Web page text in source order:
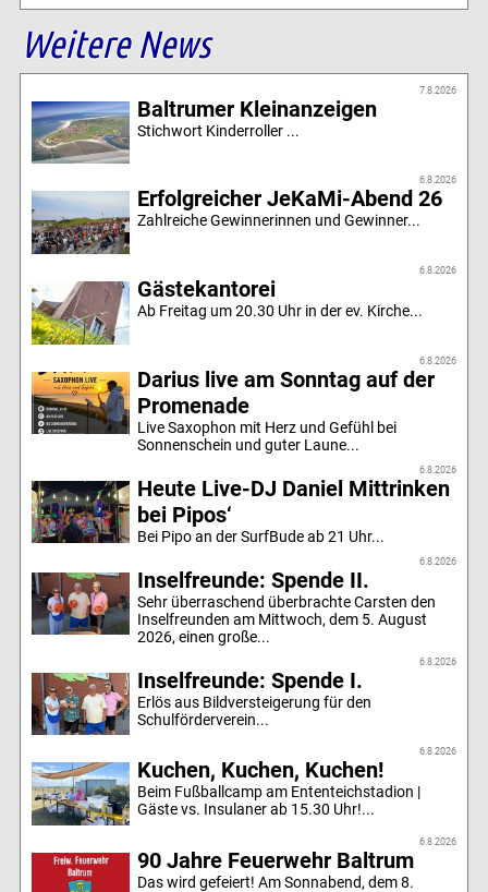
Weitere News
7.8.2026
Baltrumer Kleinanzeigen
Stichwort Kinderroller ...
6.8.2026
Erfolgreicher JeKaMi-Abend 26
Zahlreiche Gewinnerinnen und Gewinner...
6.8.2026
Gästekantorei
Ab Freitag um 20.30 Uhr in der ev. Kirche...
6.8.2026
Darius live am Sonntag auf der
Promenade
Live Saxophon mit Herz und Gefühl bei
Sonnenschein und guter Laune...
6.8.2026
Heute Live-DJ Daniel Mittrinken
bei Pipos‘
Bei Pipo an der SurfBude ab 21 Uhr...
6.8.2026
Inselfreunde: Spende II.
Sehr überraschend überbrachte Carsten den
Inselfreunden am Mittwoch, dem 5. August
2026, einen große...
6.8.2026
Inselfreunde: Spende I.
Erlös aus Bildversteigerung für den
Schulförderverein...
6.8.2026
Kuchen, Kuchen, Kuchen!
Beim Fußballcamp am Ententeichstadion |
Gäste vs. Insulaner ab 15.30 Uhr!...
6.8.2026
90 Jahre Feuerwehr Baltrum
Das wird gefeiert! Am Sonnabend, dem 8.